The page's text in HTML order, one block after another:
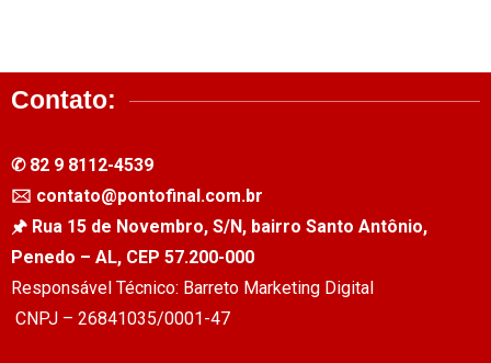
Contato:
✆ 82 9 8112-4539
🖂 contato@pontofinal.com.br
🖈 Rua 15 de Novembro, S/N, bairro Santo Antônio,
Penedo – AL, CEP 57.200-000
Responsável Técnico: Barreto Marketing Digital
CNPJ – 26841035/0001-47